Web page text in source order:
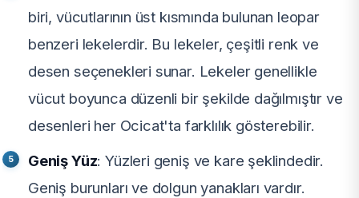
biri, vücutlarının üst kısmında bulunan leopar
benzeri lekelerdir. Bu lekeler, çeşitli renk ve
desen seçenekleri sunar. Lekeler genellikle
vücut boyunca düzenli bir şekilde dağılmıştır ve
desenleri her Ocicat'ta farklılık gösterebilir.
Geniş Yüz: Yüzleri geniş ve kare şeklindedir.
Geniş burunları ve dolgun yanakları vardır.